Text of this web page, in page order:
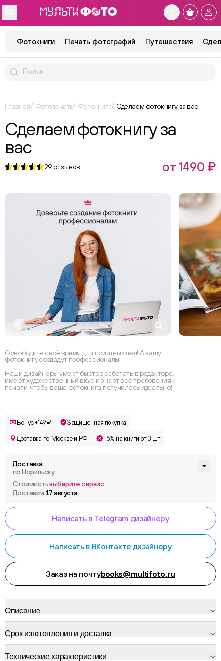
Фотокниги Печать фотографий Путешествия
Главная Фотопечать Фотокниги Сделаем фотокнигу за вас
Освободите своё время для приятных дел! А вашу
фотокнигу создадут профессионалы!
Наши дизайнеры умеют быстро работать в редакторе,
имеют художественный вкус и знают все требования к
печати, чтобы ваша фотокнига получилась идеально!
Сделаем фотокнигу за
вас
29 отзывов от 1490 ₽
Бонус +149 ₽ Защищенная покупка
Доставка по Москве и РФ -5% на книги от 3 шт
Доставка
по Норильску
Стоимостьвыберите сервис
Доставим 17 августа
Написать в Telegram дизайнеру
Написать в ВКонтакте дизайнеру
Заказ на почтуbooks@multifoto.ru
Описание
Срок изготовления и доставка
Технические характеристики